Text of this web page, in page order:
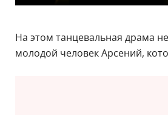
На этом танцевальная драма
молодой человек Арсений,